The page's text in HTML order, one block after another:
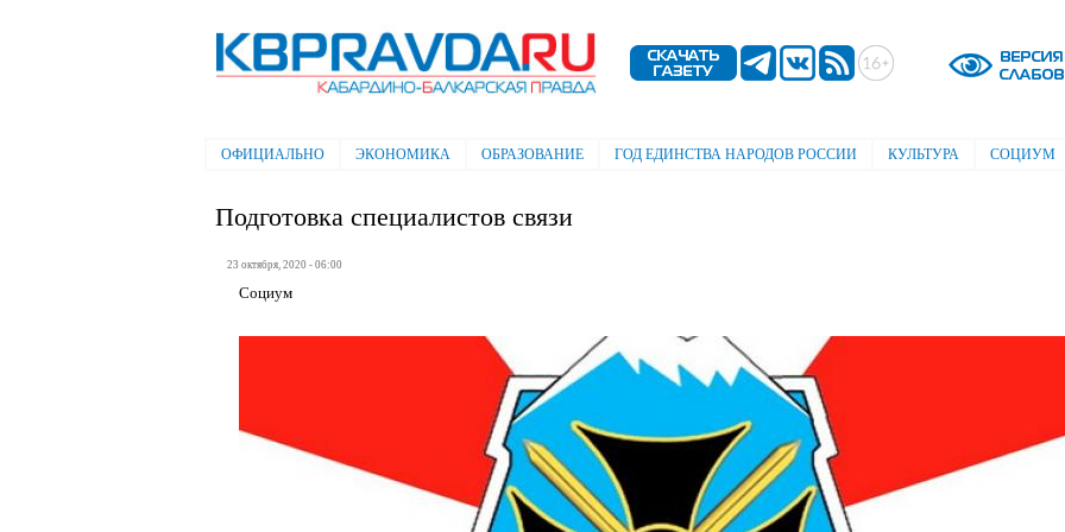
содержанию
Электронная газета "Кабардино-
Балкарская правда"
Главное меню
ОФИЦИАЛЬНО ЭКОНОМИКА ОБРАЗОВАНИЕ ГОД ЕДИНСТВА НАРОДОВ РОССИИ КУЛЬТУРА СОЦИУМ
Подготовка специалистов связи
23 октября, 2020 - 06:00
Социум